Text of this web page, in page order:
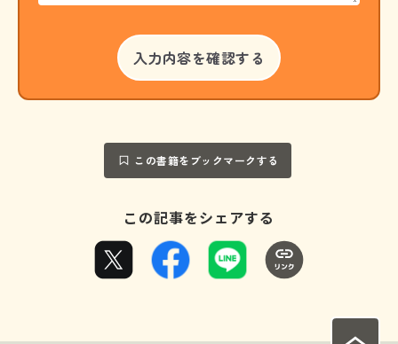
この書籍をブックマークする
この記事をシェアする